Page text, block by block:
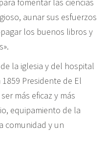
fomentar las ciencias
aunar sus esfuerzos
los buenos libros y
la iglesia y del hospital
Presidente de El
más eficaz y más
equipamiento de la
comunidad y un